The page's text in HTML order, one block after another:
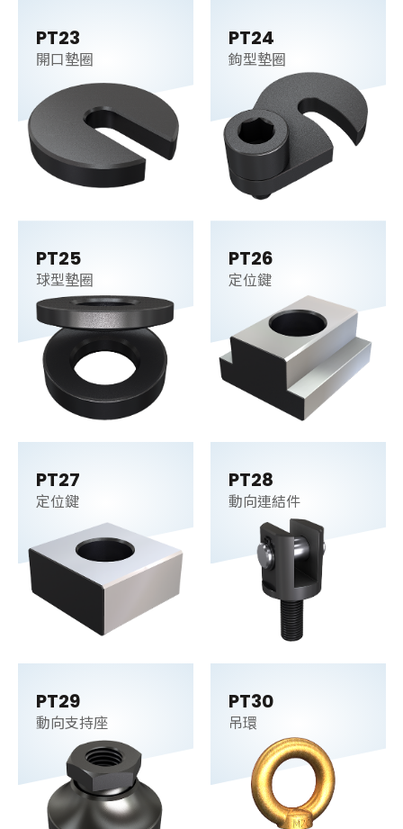
PT23
開口墊圈
PT24
鉤型墊圈
PT25
球型墊圈
PT26
定位鍵
PT27
定位鍵
PT28
動向連結件
PT29
動向支持座
PT30
吊環